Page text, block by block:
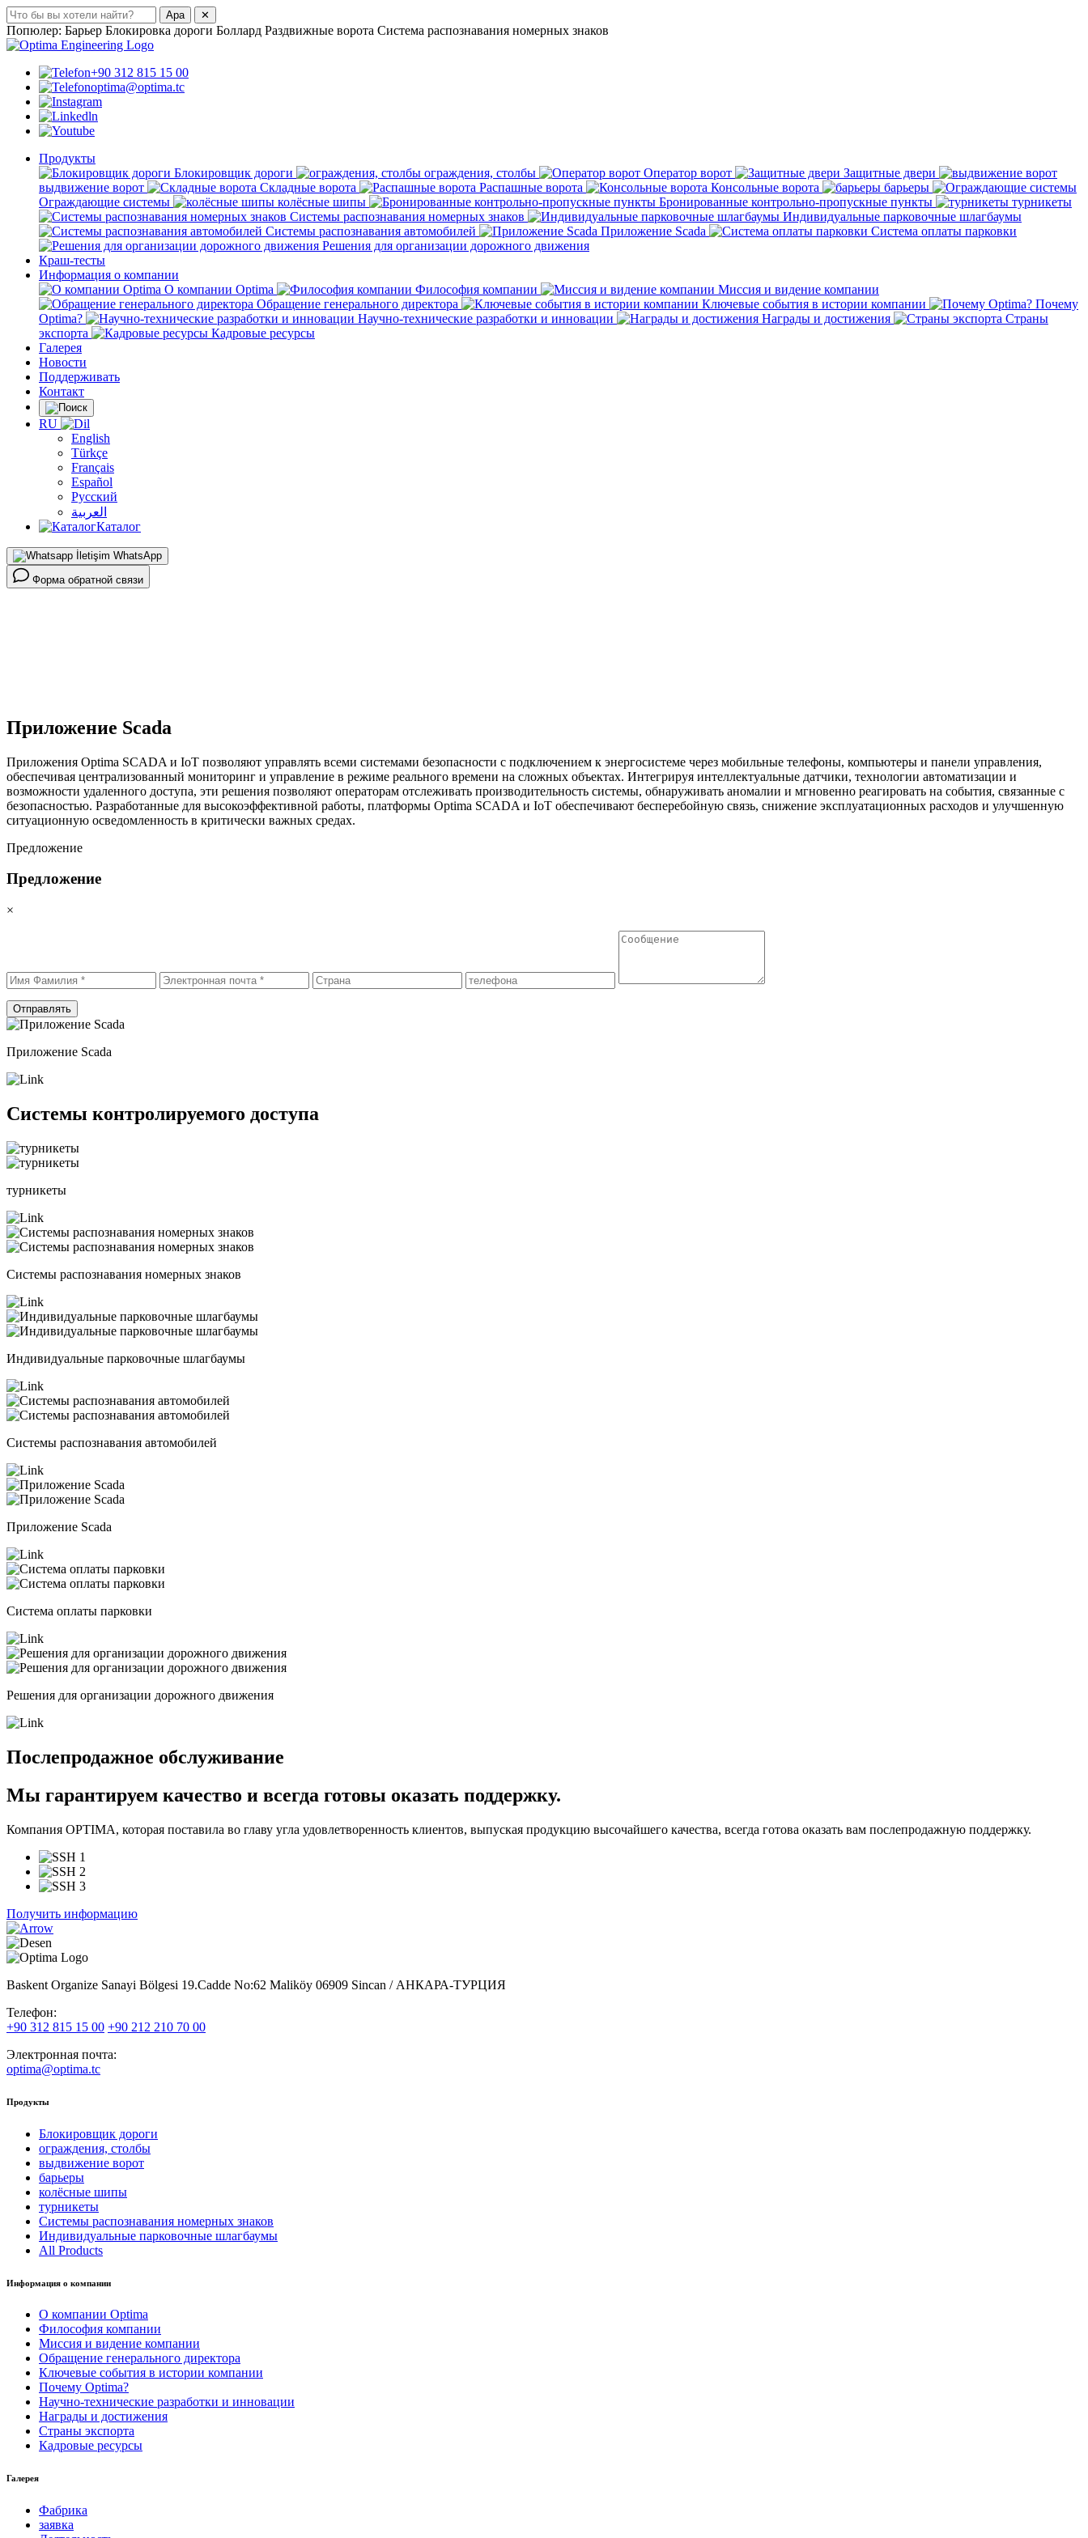
Ара ✕
Попюлер: Барьер Блокировка дороги Боллард Раздвижные ворота Система распознавания номерных знаков
+90 312 815 15 00
optima@optima.tc
Продукты
Ƃлокировщик дороги
ограждения, столбы Оператор ворот
Защитные двери
выдвижение ворот
Складные ворота Распашные ворота Консольные ворота
барьеры
Ограждающие системы
колёсные шипы Бронированные контрольно-пропускные пункты
турникеты
Системы распознавания номерных знаков
Индивидуальные парковочные шлагбаумы
Системы распознавания автомобилей
Приложение Scada
Система оплаты парковки
Решения для организации дорожного движения
Краш-тесты
Информация о компании
О компании Optima
Философия компании
Миссия и видение компании
Обращение генерального директора
Ключевые события в истории компании
Почему
Optima?
Научно-технические разработки и инновации Награды и достижения
Страны
экспорта
Кадровые ресурсы
Галерея
Новости
Поддерживать
Контакт
RU
English
Türkçe
Français
Español
Русский
العربية
Каталог
WhatsApp
Форма обратной связи
Приложение Scada
Приложения Optima SCADA и IoT позволяют управлять всеми системами безопасности с подключением к энергосистеме через мобильные телефоны, компьютеры и панели управления,
обеспечивая централизованный мониторинг и управление в режиме реального времени на сложных объектах. Интегрируя интеллектуальные датчики, технологии автоматизации и
возможности удаленного доступа, эти решения позволяют операторам отслеживать производительность системы, обнаруживать аномалии и мгновенно реагировать на события, связанные с
безопасностью. Разработанные для высокоэффективной работы, платформы Optima SCADA и IoT обеспечивают бесперебойную связь, снижение эксплуатационных расходов и улучшенную
ситуационную осведомленность в критически важных средах.
Предложение
Предложение
×
Отправлять
Приложение Scada
Системы контролируемого доступа
турникеты
Системы распознавания номерных знаков
Индивидуальные парковочные шлагбаумы
Системы распознавания автомобилей
Приложение Scada
Система оплаты парковки
Решения для организации дорожного движения
Послепродажное обслуживание
Мы гарантируем качество и всегда готовы оказать поддержку.
Компания OPTIMA, которая поставила во главу угла удовлетворенность клиентов, выпуская продукцию высочайшего качества, всегда готова оказать вам послепродажную поддержку.
Получить информацию
Baskent Organize Sanayi Bölgesi 19.Cadde No:62 Maliköy 06909 Sincan / АНКАРА-ТУРЦИЯ
Телефон:
+90 312 815 15 00 +90 212 210 70 00
Электронная почта:
optima@optima.tc
Продукты
Ƃлокировщик дороги
ограждения, столбы
выдвижение ворот
барьеры
колёсные шипы
турникеты
Системы распознавания номерных знаков
Индивидуальные парковочные шлагбаумы
All Products
Информация о компании
О компании Optima
Философия компании
Миссия и видение компании
Обращение генерального директора
Ключевые события в истории компании
Почему Optima?
Научно-технические разработки и инновации
Награды и достижения
Страны экспорта
Кадровые ресурсы
Галерея
Фабрика
заявка